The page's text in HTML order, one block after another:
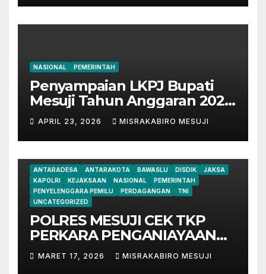
NASIONAL PEMERINTAH
Penyampaian LKPJ Bupati
Mesuji Tahun Anggaran 2025
Digelar dalam Rapat
Paripurna DPRD
APRIL 23, 2026 MISRAKABIRO MESUJI
ANTARADESA ANTARAKOTA BAWASLU DISDIK
JAKSA
KAPOLRI
KEJAKSAAN NASIONAL
PEMERINTAH
PENYELENGGARA PEMILU
PERDAGANGAN
TNI
UNCATEGORIZED
POLRES MESUJI CEK TKP
PERKARA PENGANIAYAAN
HS, SAKSI DAN PELAKU
SUDAH DIPERIKSA.
MARET 17, 2026 MISRAKABIRO MESUJI